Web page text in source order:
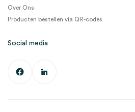
Over Ons
Producten bestellen via QR-codes
Social media